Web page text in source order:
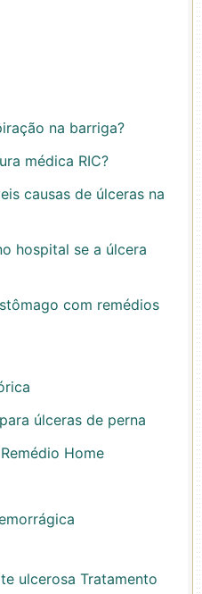
na barriga?
médica RIC?
causas de úlceras na
hospital se a úlcera
com remédios
úlceras de perna
Home
ulcerosa Tratamento